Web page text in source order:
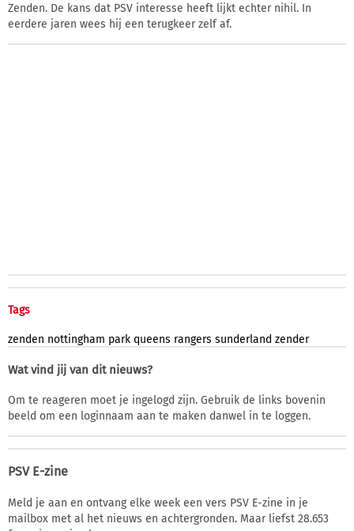
Zenden. De kans dat PSV interesse heeft lijkt echter nihil. In
eerdere jaren wees hij een terugkeer zelf af.
Tags
zenden nottingham park queens rangers sunderland zender
Wat vind jij van dit nieuws?
Om te reageren moet je ingelogd zijn. Gebruik de links bovenin
beeld om een loginnaam aan te maken danwel in te loggen.
PSV E-zine
Meld je aan en ontvang elke week een vers PSV E-zine in je
mailbox met al het nieuws en achtergronden. Maar liefst 28.653